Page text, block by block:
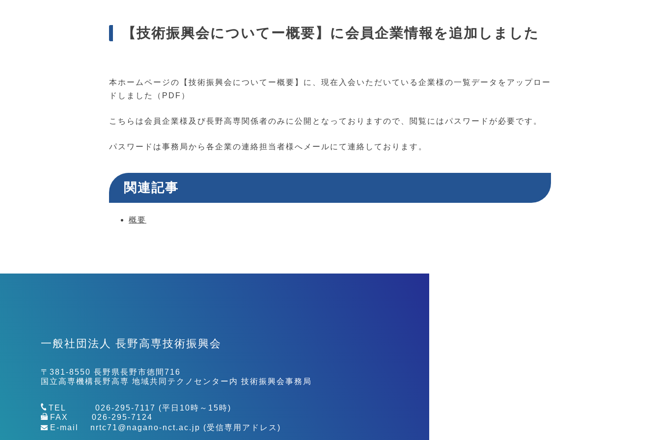
【技術振興会についてー概要】に会員企業情報を追加しました
本ホームページの【技術振興会についてー概要】に、現在入会いただいている企業様の一覧データをアップロー
ドしました（PDF）
こちらは会員企業様及び長野高専関係者のみに公開となっておりますので、閲覧にはパスワードが必要です。
パスワードは事務局から各企業の連絡担当者様へメールにて連絡しております。
関連記事
概要
一般社団法人 長野高専技術振興会
〒381-8550 長野県長野市徳間716
国立高専機構長野高専 地域共同テクノセンター内 技術振興会事務局
TEL 026-295-7117 (平日10時～15時)
FAX 026-295-7124
E-mail nrtc71@nagano-nct.ac.jp (受信専用アドレス)